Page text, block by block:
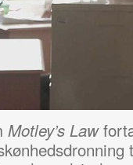
Motley’s Law